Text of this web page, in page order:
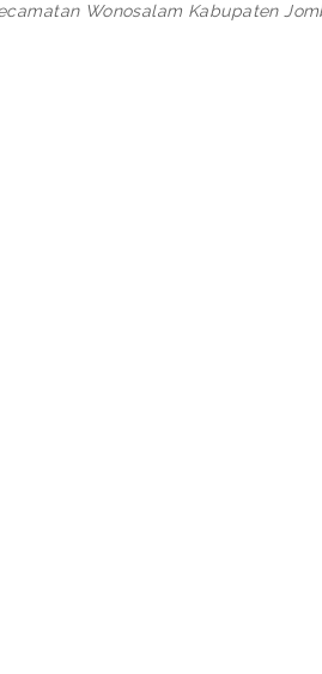
Wonosalam Kabupaten